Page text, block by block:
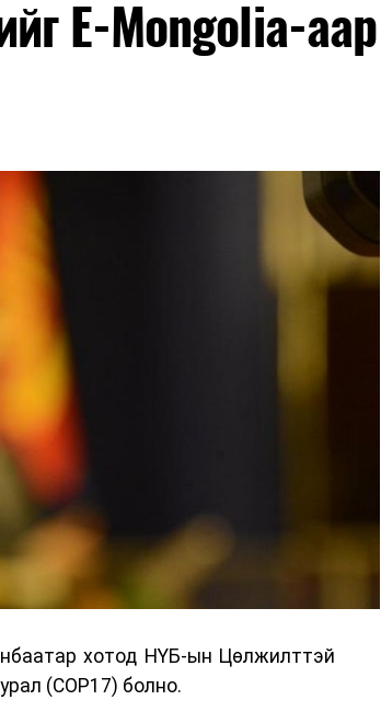
E-Mongolia-аар
хотод НҮБ-ын Цөлжилттэй
(COP17) болно.